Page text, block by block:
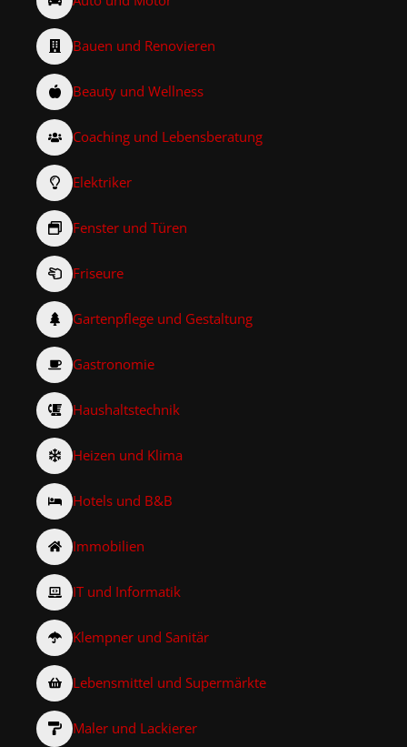
Bauen und Renovieren
Beauty und Wellness
Coaching und Lebensberatung
Elektriker
Fenster und Türen
Friseure
Gartenpflege und Gestaltung
Gastronomie
Haushaltstechnik
Heizen und Klima
Hotels und B&B
Immobilien
IT und Informatik
Klempner und Sanitär
Lebensmittel und Supermärkte
Maler und Lackierer